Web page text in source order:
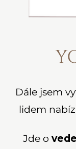
Dále jsem
lidem
Jde o